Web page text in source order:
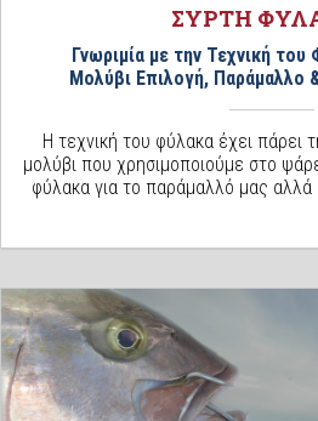
ΣΥΡΤΗ
Γνωριμία με την Τεχνική
Μολύβι Επιλογή, Παράμαλλο
Η τεχνική του φύλακα έχει πάρει
μολύβι που χρησιμοποιούμε στο
φύλακα για το παράμαλλό μας